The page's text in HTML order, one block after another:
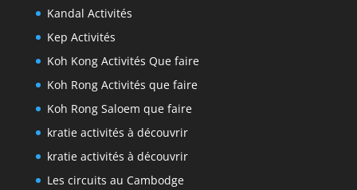
Kandal Activités
Kep Activités
Koh Kong Activités Que faire
Koh Rong Activités que faire
Koh Rong Saloem que faire
kratie activités à découvrir
kratie activités à découvrir
Les circuits au Cambodge